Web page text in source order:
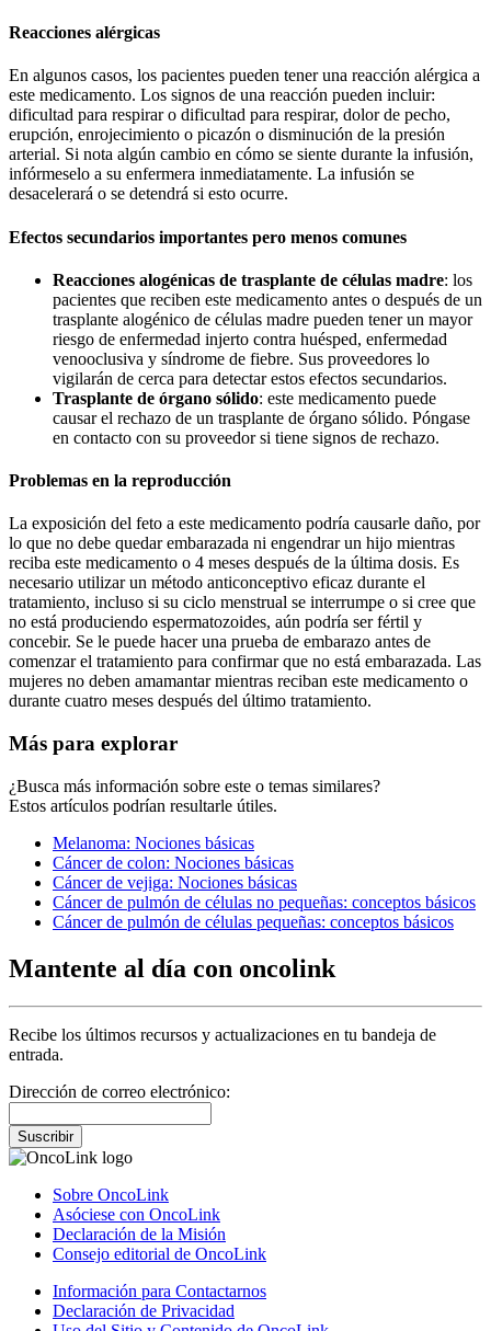
Reacciones alérgicas
En algunos casos, los pacientes pueden tener una reacción alérgica a
este medicamento. Los signos de una reacción pueden incluir:
dificultad para respirar o dificultad para respirar, dolor de pecho,
erupción, enrojecimiento o picazón o disminución de la presión
arterial. Si nota algún cambio en cómo se siente durante la infusión,
infórmeselo a su enfermera inmediatamente. La infusión se
desacelerará o se detendrá si esto ocurre.
Efectos secundarios importantes pero menos comunes
Reacciones alogénicas de trasplante de células madre: los
pacientes que reciben este medicamento antes o después de un
trasplante alogénico de células madre pueden tener un mayor
riesgo de enfermedad injerto contra huésped, enfermedad
venooclusiva y síndrome de fiebre. Sus proveedores lo
vigilarán de cerca para detectar estos efectos secundarios.
Trasplante de órgano sólido: este medicamento puede
causar el rechazo de un trasplante de órgano sólido. Póngase
en contacto con su proveedor si tiene signos de rechazo.
Problemas en la reproducción
La exposición del feto a este medicamento podría causarle daño, por
lo que no debe quedar embarazada ni engendrar un hijo mientras
reciba este medicamento o 4 meses después de la última dosis. Es
necesario utilizar un método anticonceptivo eficaz durante el
tratamiento, incluso si su ciclo menstrual se interrumpe o si cree que
no está produciendo espermatozoides, aún podría ser fértil y
concebir. Se le puede hacer una prueba de embarazo antes de
comenzar el tratamiento para confirmar que no está embarazada. Las
mujeres no deben amamantar mientras reciban este medicamento o
durante cuatro meses después del último tratamiento.
Más para explorar
¿Busca más información sobre este o temas similares?
Estos artículos podrían resultarle útiles.
Melanoma: Nociones básicas
Cáncer de colon: Nociones básicas
Cáncer de vejiga: Nociones básicas
Cáncer de pulmón de células no pequeñas: conceptos básicos
Cáncer de pulmón de células pequeñas: conceptos básicos
Mantente al día con oncolink
Recibe los últimos recursos y actualizaciones en tu bandeja de
entrada.
Dirección de correo electrónico:
Suscribir
Sobre OncoLink
Asóciese con OncoLink
Declaración de la Misión
Consejo editorial de OncoLink
Información para Contactarnos
Declaración de Privacidad